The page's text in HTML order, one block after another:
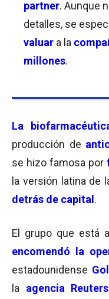
partner. Aunque
detalles, se
valuar a la
millones.
La
producción de
se hizo famosa por
la versión latina de
detrás de capital .
El grupo que está
encomendó la
estadounidense
la agencia Reuters